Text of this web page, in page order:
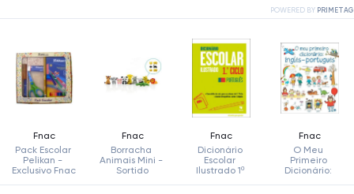
POWERED BY PRIMETAG
Fnac
Pack Escolar
Pelikan -
Exclusivo Fnac
Fnac
Borracha
Animais Mini -
Sortido
Fnac
Dicionário
Escolar
Ilustrado 1º
Fnac
O Meu
Primeiro
Dicionário: